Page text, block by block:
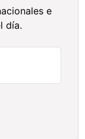
e
día.